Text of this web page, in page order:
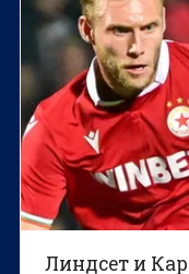
Линдсет и